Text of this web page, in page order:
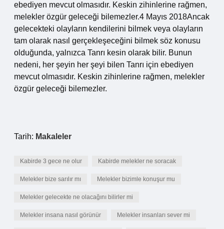
ebediyen mevcut olmasıdır. Keskin zihinlerine rağmen,
melekler özgür geleceği bilemezler.4 Mayıs 2018Ancak
gelecekteki olayların kendilerini bilmek veya olayların
tam olarak nasıl gerçekleşeceğini bilmek söz konusu
olduğunda, yalnızca Tanrı kesin olarak bilir. Bunun
nedeni, her şeyin her şeyi bilen Tanrı için ebediyen
mevcut olmasıdır. Keskin zihinlerine rağmen, melekler
özgür geleceği bilemezler.
Tarih: Makaleler
Kabirde 3 gece ne olur Kabirde melekler ne soracak
Melekler bize sarılır mı Melekler bizimle konuşur mu
Melekler gelecekte ne olacağını bilirler mi
Melekler insana nasıl görünür Melekler insanları sever mi